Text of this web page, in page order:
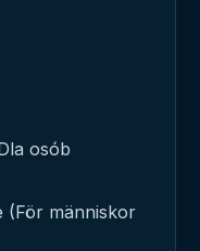
osób
(För människor